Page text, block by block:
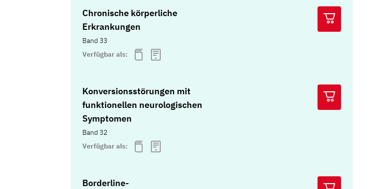
Chronische körperliche
Erkrankungen
Band 33
Verfügbar als:
Konversionsstörungen mit
funktionellen neurologischen
Symptomen
Band 32
Verfügbar als:
Borderline-